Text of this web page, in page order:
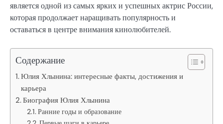
является одной из самых ярких и успешных актрис России,
которая продолжает наращивать популярность и
оставаться в центре внимания кинолюбителей.
Содержание
Юлия Хлынина: интересные факты, достижения и
карьера
Биография Юлия Хлынина
Ранние годы и образование